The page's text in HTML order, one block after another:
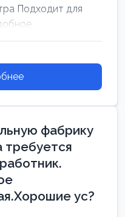
Подходит для
фабрику
требуется
ус?